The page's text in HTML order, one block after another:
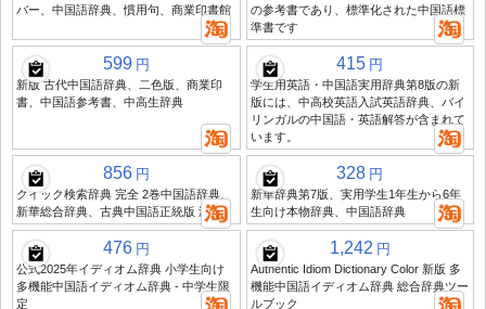
バー、中国語辞典、慣用句、商業印書館
の参考書であり、標準化された中国語標
準書です
599 円
新版 古代中国語辞典、二色版、商業印
書、中国語参考書、中高生辞典
415 円
学生用英語・中国語実用辞典第8版の新
版には、中高校英語入試英語辞典、バイ
リンガルの中国語・英語解答が含まれて
います。
856 円
クイック検索辞典 完全 2巻中国語辞典、
新華総合辞典、古典中国語正統版 潮語
328 円
新華辞典第7版、実用学生1年生から6年
生向け本物辞典、中国語辞典
476 円
公式2025年イディオム辞典 小学生向け
多機能中国語イディオム辞典 - 中学生限
定
1,242 円
Authentic Idiom Dictionary Color 新版 多
機能中国語イディオム辞典 総合辞典ツー
ルブック